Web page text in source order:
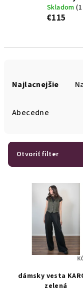
Skladom
€115
p
Najlacnejšie
Abecedne
Otvoriť filter
dámsky vesta
zelená